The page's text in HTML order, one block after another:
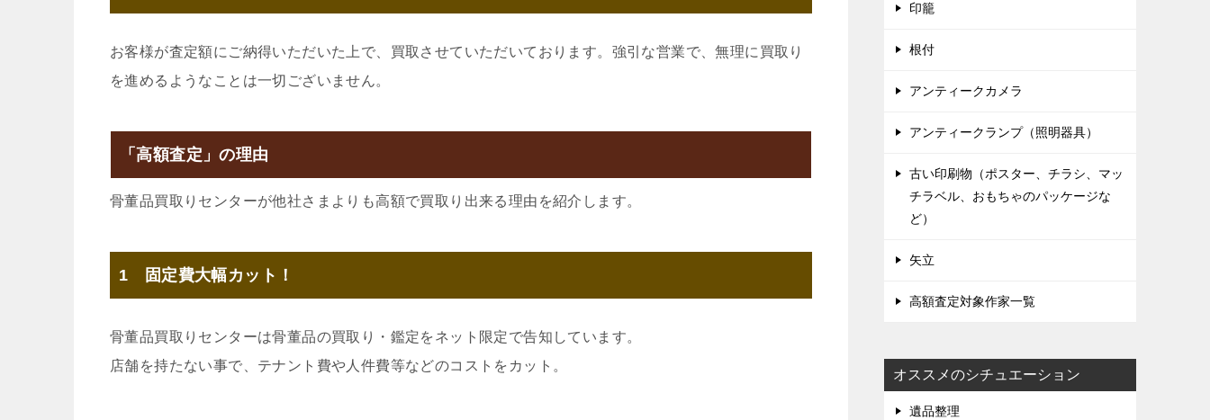
お客様が査定額にご納得いただいた上で、買取させていただいております。強引な営業で、無理に買取り
を進めるようなことは一切ございません。
「高額査定」の理由
骨董品買取りセンターが他社さまよりも高額で買取り出来る理由を紹介します。
1 固定費大幅カット！
骨董品買取りセンターは骨董品の買取り・鑑定をネット限定で告知しています。
店舗を持たない事で、テナント費や人件費等などのコストをカット。
印籠
根付
アンティークカメラ
アンティークランプ（照明器具）
古い印刷物（ポスター、チラシ、マッ
チラベル、おもちゃのパッケージな
ど）
矢立
高額査定対象作家一覧
オススメのシチュエーション
遺品整理